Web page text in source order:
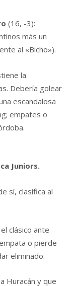
(16, -3):
más un
al «Bicho»).
la
Debería golear
escandalosa
empates o
Juniors.
sí, clasifica al
clásico ante
o pierde
eliminado.
Huracán y que